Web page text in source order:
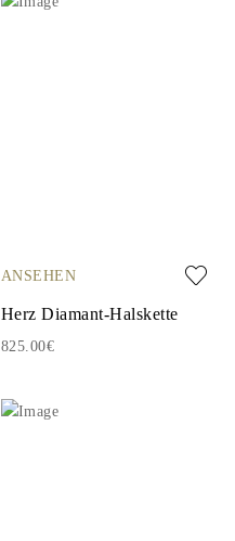
ANSEHEN
Herz Diamant-Halskette
825.00€